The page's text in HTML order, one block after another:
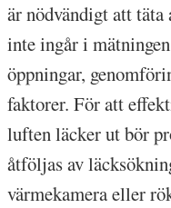
är nödvändigt att
inte ingår i
öppningar,
faktorer. För att
luften läcker ut bör
åtföljas av
värmekamera eller